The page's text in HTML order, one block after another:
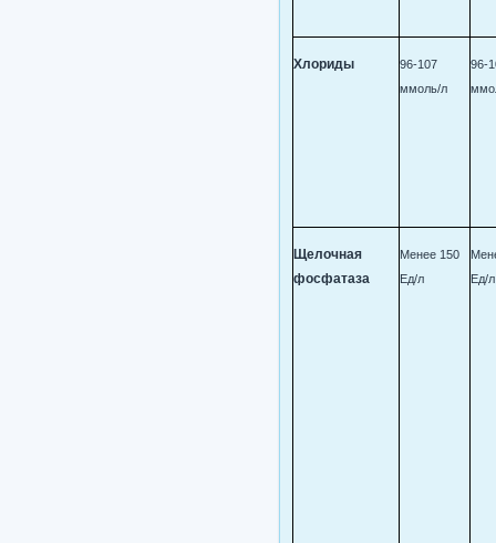
Хлориды
96-107
ммоль/л
96-
Щелочная
фосфатаза
Менее 150
Ед/л
Ед/л